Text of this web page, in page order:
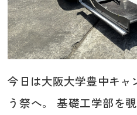
今日は大阪大学豊中キャ
う祭へ。 基礎工学部を